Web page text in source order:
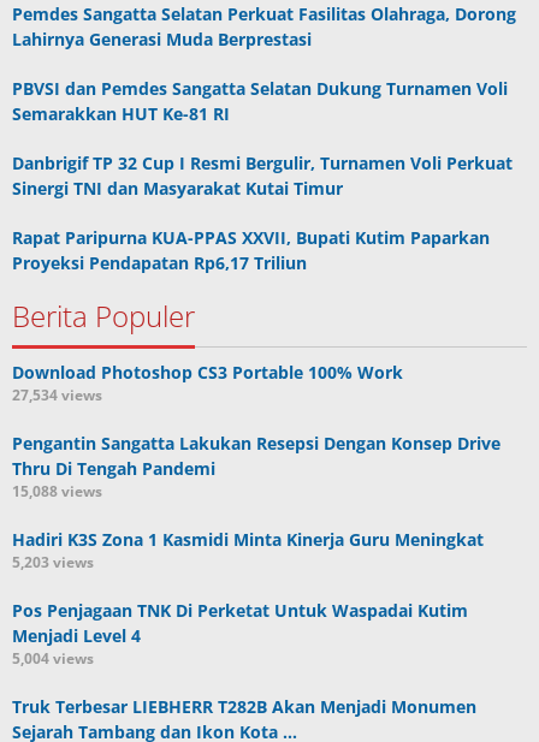
Pemdes Sangatta Selatan Perkuat Fasilitas Olahraga, Dorong
Lahirnya Generasi Muda Berprestasi
PBVSI dan Pemdes Sangatta Selatan Dukung Turnamen Voli
Semarakkan HUT Ke-81 RI
Danbrigif TP 32 Cup I Resmi Bergulir, Turnamen Voli Perkuat
Sinergi TNI dan Masyarakat Kutai Timur
Rapat Paripurna KUA-PPAS XXVII, Bupati Kutim Paparkan
Proyeksi Pendapatan Rp6,17 Triliun
Berita Populer
Download Photoshop CS3 Portable 100% Work
27,534 views
Pengantin Sangatta Lakukan Resepsi Dengan Konsep Drive
Thru Di Tengah Pandemi
15,088 views
Hadiri K3S Zona 1 Kasmidi Minta Kinerja Guru Meningkat
5,203 views
Pos Penjagaan TNK Di Perketat Untuk Waspadai Kutim
Menjadi Level 4
5,004 views
Truk Terbesar LIEBHERR T282B Akan Menjadi Monumen
Sejarah Tambang dan Ikon Kota …